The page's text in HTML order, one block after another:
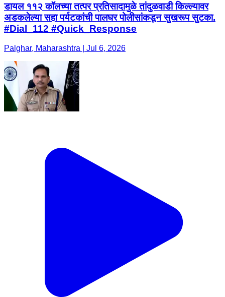
डायल ११२ कॉलच्या तत्पर प्रतिसादामुळे तांदुळवाडी किल्ल्यावर
अडकलेल्या सहा पर्यटकांची पालघर पोलीसांकडून सुखरूप सुटका.
#Dial_112 #Quick_Response
Palghar, Maharashtra | Jul 6, 2026